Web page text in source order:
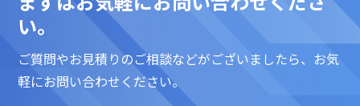
い。
ご質問やお見積りのご相談などがございましたら、 お気
軽にお問い合わせください。